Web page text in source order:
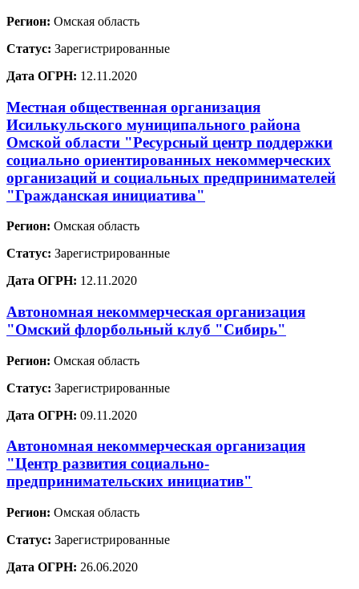
Регион: Омская область
Статус: Зарегистрированные
Дата ОГРН: 12.11.2020
Местная общественная организация
Исилькульского муниципального района
Омской области "Ресурсный центр поддержки
социально ориентированных некоммерческих
организаций и социальных предпринимателей
"Гражданская инициатива"
Регион: Омская область
Статус: Зарегистрированные
Дата ОГРН: 12.11.2020
Автономная некоммерческая организация
"Омский флорбольный клуб "Сибирь"
Регион: Омская область
Статус: Зарегистрированные
Дата ОГРН: 09.11.2020
Автономная некоммерческая организация
"Центр развития социально-
предпринимательских инициатив"
Регион: Омская область
Статус: Зарегистрированные
Дата ОГРН: 26.06.2020